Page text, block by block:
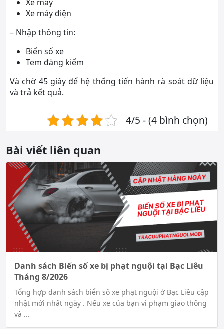
Xe máy
Xe máy điện
– Nhập thông tin:
Biển số xe
Tem đăng kiểm
Và chờ 45 giây để hệ thống tiến hành rà soát dữ liệu
và trả kết quả.
4/5 - (4 bình chọn)
Bài viết liên quan
Danh sách Biển số xe bị phạt nguội tại Bạc Liêu
Tháng 8/2026
Tổng hợp danh sách biển số xe phạt nguội ở Bạc Liêu cập
nhật mới nhất ngày . Nếu xe của bạn vi phạm giao thông
và ...